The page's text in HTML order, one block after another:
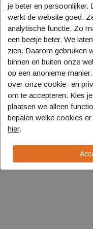
Acsi Camper Handboek
978-94-93182-89-9
€ 32,95
je beter en persoonlijker.
werkt de website goed.
analytische functie. Zo
een beetje beter. We
zien. Daarom gebruiken
binnen en buiten onze
op een anonieme
over onze cookie- en
om te accepteren. Kies
plaatsen we alleen
bepalen welke cookies
hier.